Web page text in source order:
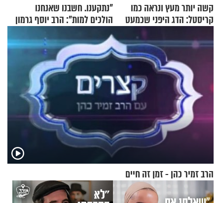
קשה יותר מעץ ונראה כמו
קריסטל: הדג היפני שכמעט
"נתקענו. חשבנו שאנחנו
הולכים למות": הרב יוסף גרמון
בריאיון מרתק
הרב זמיר כהן - זמן זה חיים